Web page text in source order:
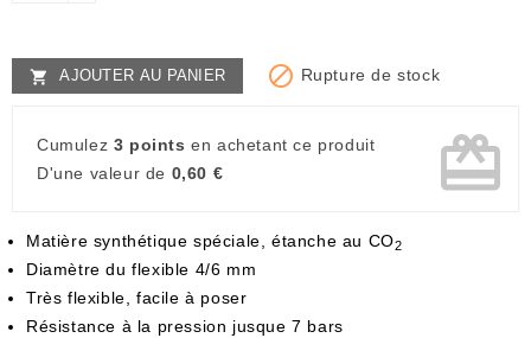
 AJOUTER AU PANIER  Rupture de stock
Cumulez 3 points en achetant ce produit
D'une valeur de 0,60 € card_giftcard
Matière synthétique spéciale, étanche au CO2
Diamètre du flexible 4/6 mm
Très flexible, facile à poser
Résistance à la pression jusque 7 bars